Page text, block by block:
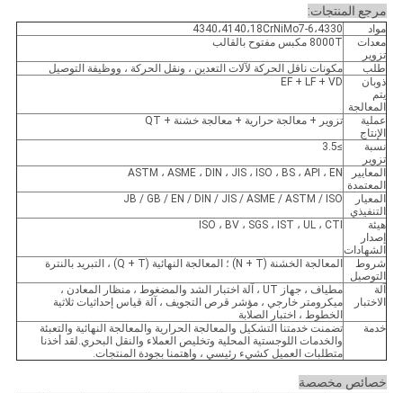
مرجع المنتجات:
مواد
4340،4140،18CrNiMo7-6،4330
معدات
تزوير
8000T مكبس مفتوح بالقالب
طلب
مكونات ناقل الحركة لآلات التعدين ، ونقل الحركة ، ووظيفة التوصيل
ذوبان
يتم
المعالجة
EF + LF + VD
عملية
الإنتاج
تزوير + معالجة حرارية + معالجة خشنة + QT
نسبة
تزوير
≥3.5
المعايير
المعتمدة
ASTM ، ASME ، DIN ، JIS ، ISO ، BS ، API ، EN
المعيار
التنفيذي
JB / GB / EN / DIN / JIS / ASME / ASTM / ISO
هيئة
إصدار
الشهادات
ISO ، BV ، SGS ، IST ، UL ، CTI
شروط
التوصيل
المعالجة الخشنة (N + T) ؛ المعالجة النهائية (Q + T) ، التبريد بالنترة
آلة
الاختبار
مطياف ، جهاز UT ، آلة اختبار الشد والمضغوط ، منظار المعادن ،
ميكرومتر خارجي ، مؤشر قرص التجويف ، آلة قياس إحداثيات ثلاثية
الخطوط ، اختبار الصلابة
خدمة
تضمنت خدمتنا التشكيل والمعالجة الحرارية والمعالجة النهائية والتعبئة
والخدمات اللوجستية المحلية وتخليص العملاء والنقل البحري.لقد أخذنا
متطلبات العميل كشيء رئيسي ، واهتمنا بجودة المنتجات.
خصائص مخصصة